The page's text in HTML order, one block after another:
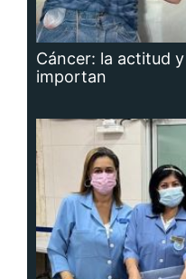
Cáncer: la actitud
importan